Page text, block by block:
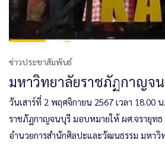
ข่าวประชาสัมพันธ์
มหาวิทยาลัยราชภัฏกาญจ
วันเสาร์ที่ 2 พฤศจิกายน 2567 เวลา
ราชภัฏกาญจนบุรี มอบหมายให้ ผศ.จรายุท
อำนวยการสำนักศิลปะและวัฒนธรรม มหาวิ